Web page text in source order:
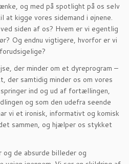
og med på spotlight på os selv
at kigge vores sidemand i øjnene.
siden af os? Hvem er vi egentlig
Og endnu vigtigere, hvorfor er vi
der minder om et dyreprogram –
der samtidig minder os om vores
ind og ud af fortællingen,
og som den udefra seende
vi et ironisk, informativt og komisk
sammen, og hjælper os stykket
og de absurde billeder og